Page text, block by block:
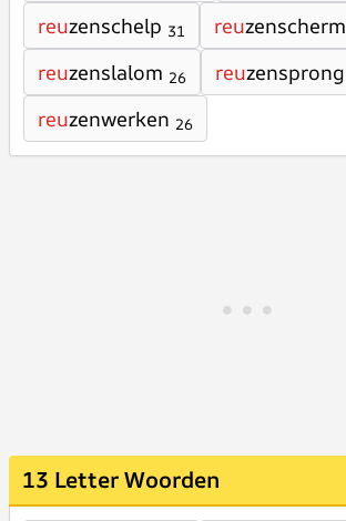
reuzenschelp 31 reuzenscherm
reuzenslalom 26 reuzensprong
reuzenwerken 26
13 Letter Woorden